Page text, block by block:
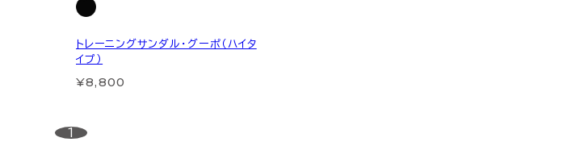
トレーニングサンダル・グーポ（ハイタ
イプ）
¥8,800
1